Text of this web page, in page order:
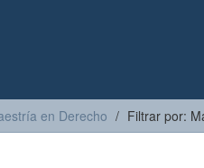
en Derecho Filtrar por: